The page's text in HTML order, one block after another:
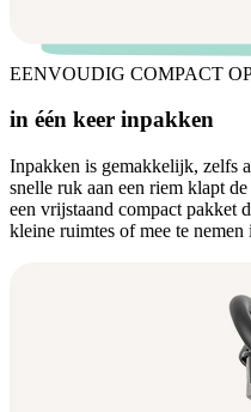
EENVOUDIG COMPACT
in één keer inpakken
Inpakken is gemakkelijk, zelfs
snelle ruk aan een riem klapt
een vrijstaand compact pakket
kleine ruimtes of mee te nemen